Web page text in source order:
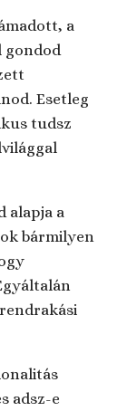
a
gondod
Esetleg
tudsz
alapja a
bármilyen
adsz-e